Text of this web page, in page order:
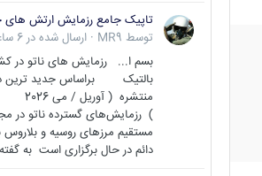
تاپیک جامع رزمایش ارتش های
توسط MR9
· ارسال شده در 6 ساعات قبل
بسم ا... رزمایش های ناتو در
بالتیک براساس جدید ترین
منتشره ( آوریل / می 2026
) رزمایش‌های گسترده ناتو در
مستقیم مرزهای روسیه و
دائم در حال برگزاری است به